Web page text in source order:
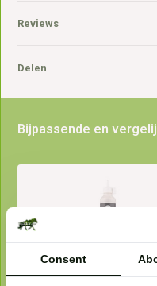
Reviews
Delen
Bijpassende en
Magic Hoof Powder
Consent